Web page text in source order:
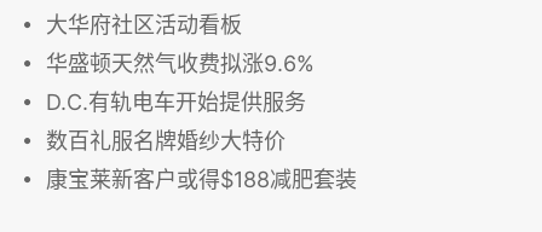
大华府社区活动看板
华盛顿天然气收费拟涨9.6%
D.C.有轨电车开始提供服务
数百礼服名牌婚纱大特价
康宝莱新客户或得$188减肥套装